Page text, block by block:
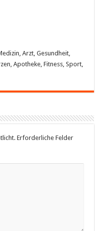
Arzt, Gesundheit,
Apotheke, Fitness, Sport,
Erforderliche Felder